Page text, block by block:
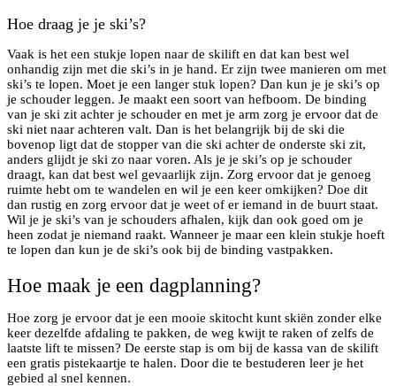
Hoe draag je je ski’s?
Vaak is het een stukje lopen naar de skilift en dat kan best wel
onhandig zijn met die ski’s in je hand. Er zijn twee manieren om met
ski’s te lopen. Moet je een langer stuk lopen? Dan kun je je ski’s op
je schouder leggen. Je maakt een soort van hefboom. De binding
van je ski zit achter je schouder en met je arm zorg je ervoor dat de
ski niet naar achteren valt. Dan is het belangrijk bij de ski die
bovenop ligt dat de stopper van die ski achter de onderste ski zit,
anders glijdt je ski zo naar voren. Als je je ski’s op je schouder
draagt, kan dat best wel gevaarlijk zijn. Zorg ervoor dat je genoeg
ruimte hebt om te wandelen en wil je een keer omkijken? Doe dit
dan rustig en zorg ervoor dat je weet of er iemand in de buurt staat.
Wil je je ski’s van je schouders afhalen, kijk dan ook goed om je
heen zodat je niemand raakt. Wanneer je maar een klein stukje hoeft
te lopen dan kun je de ski’s ook bij de binding vastpakken.
Hoe maak je een dagplanning?
Hoe zorg je ervoor dat je een mooie skitocht kunt skiën zonder elke
keer dezelfde afdaling te pakken, de weg kwijt te raken of zelfs de
laatste lift te missen? De eerste stap is om bij de kassa van de skilift
een gratis pistekaartje te halen. Door die te bestuderen leer je het
gebied al snel kennen.